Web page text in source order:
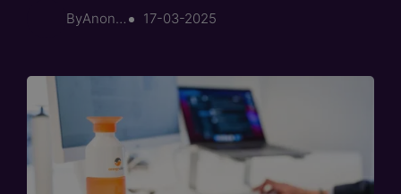
By Anonymous (not verified) 17-03-2025